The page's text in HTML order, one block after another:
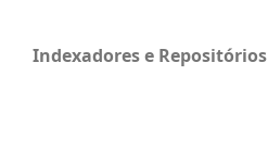
Indexadores e Repositórios